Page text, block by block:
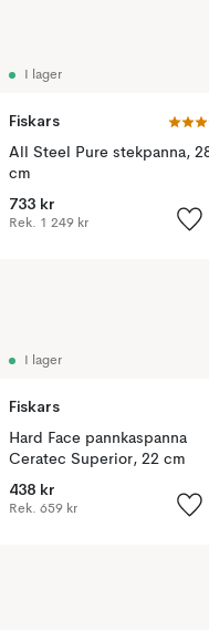
I lager
Fiskars
All Steel Pure stekpanna,
cm
733 kr
Rek. 1 249 kr
I lager
Fiskars
Hard Face pannkaspanna
Ceratec Superior, 22 cm
438 kr
Rek. 659 kr